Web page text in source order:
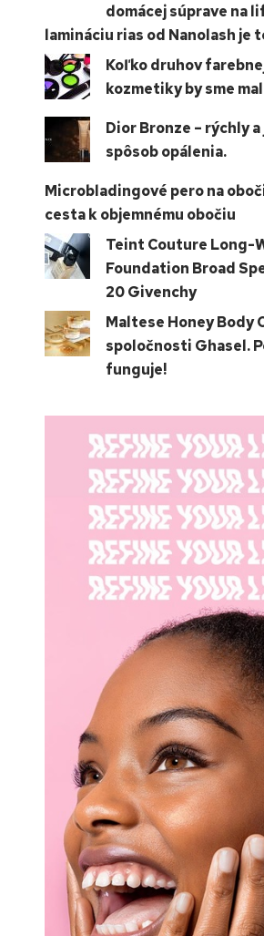
domácej súprave na
lamináciu rias od Nanolash je
Koľko druhov
kozmetiky by sme
Dior Bronze – rýchly
spôsob opálenia.
Microbladingové pero na
cesta k objemnému obočiu
Teint Couture Long-
Foundation Broad
20 Givenchy
Maltese Honey Body
spoločnosti Ghasel.
funguje!